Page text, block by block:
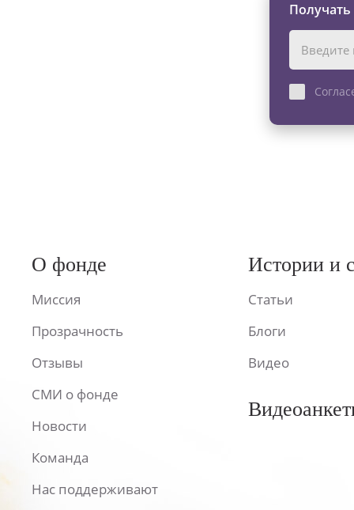
О фонде
Миссия
Прозрачность
Отзывы
СМИ о фонде
Новости
Команда
Нас поддерживают
Истории и
Статьи
Блоги
Видео